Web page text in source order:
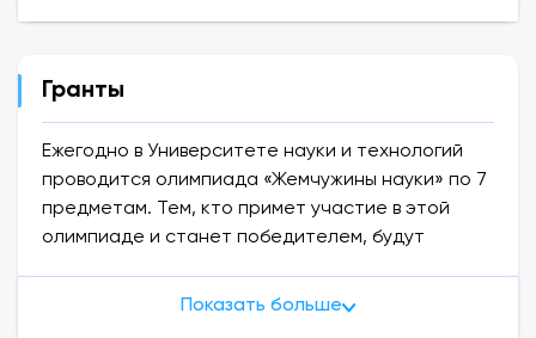
государственного образца, признанная на всей
могут устроиться на работу в любое частное
предприятие или государственное учреждение.
Почему стоит выбрать USAT?
сочетающее в себе современные знания и
Гранты
Ежегодно в Университете науки и технологий
проводится олимпиада «Жемчужины науки» по 7
предметам. Тем, кто примет участие в этой
олимпиаде и станет победителем, будут
предоставляется на срок от 1 до 4 лет.
Показать больше